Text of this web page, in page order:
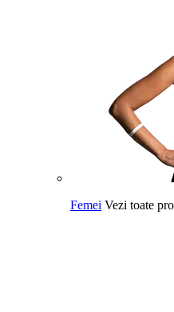
Femei Vezi toate